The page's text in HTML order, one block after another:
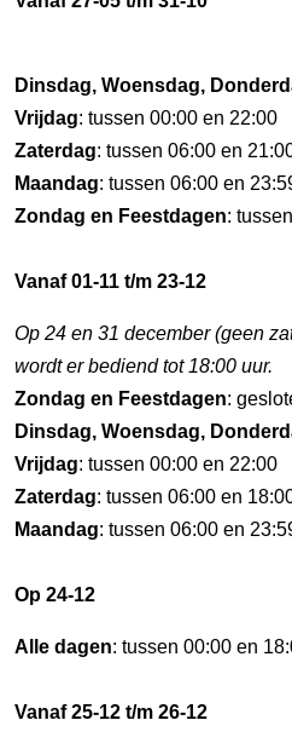
Dinsdag, Woensdag,
Vrijdag: tussen 00:00 en 22:00
Zaterdag: tussen 06:00 en
Maandag: tussen 06:00 en
Zondag en Feestdagen:
Vanaf 01-11 t/m 23-12
Op 24 en 31 december (geen
wordt er bediend tot 18:00 uur.
Zondag en Feestdagen:
Dinsdag, Woensdag,
Vrijdag: tussen 00:00 en 22:00
Zaterdag: tussen 06:00 en
Maandag: tussen 06:00 en
Op 24-12
Alle dagen: tussen 00:00 en
Vanaf 25-12 t/m 26-12